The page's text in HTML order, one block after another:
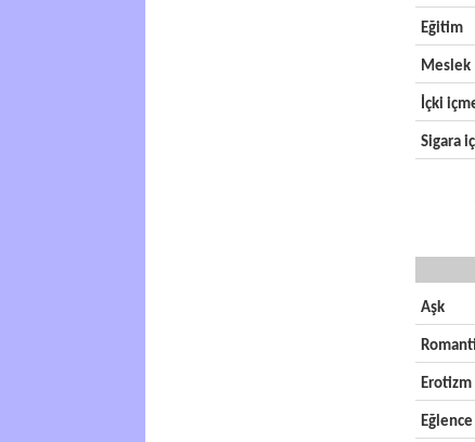
Eğitim
Meslek
İçki
Sigara
Aşk
Erotizm
Eğlence